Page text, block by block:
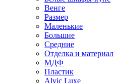
Венге
Размер
Маленькие
Большие
Средние
Отделка и материал
МДФ
Пластик
Alvic Luxe